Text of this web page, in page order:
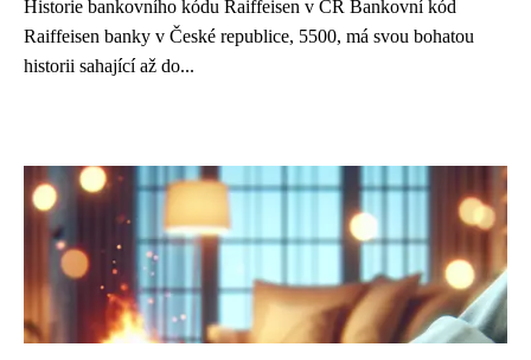
Historie bankovního kódu Raiffeisen v ČR Bankovní kód
Raiffeisen banky v České republice, 5500, má svou bohatou
historii sahající až do...